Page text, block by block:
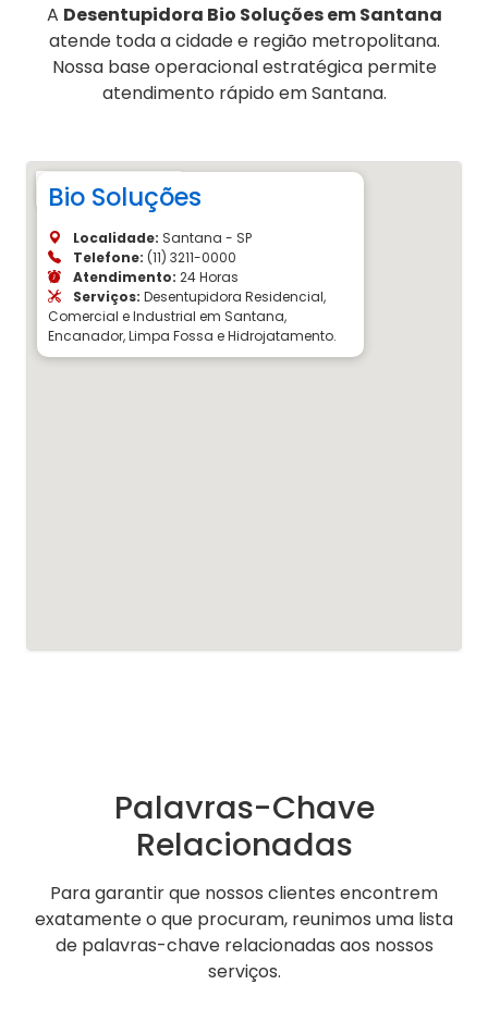
A Desentupidora Bio Soluções em Santana
atende toda a cidade e região metropolitana.
Nossa base operacional estratégica permite
atendimento rápido em Santana.
Bio Soluções
Localidade: Santana - SP
Telefone: (11) 3211-0000
Atendimento: 24 Horas
Serviços: Desentupidora Residencial,
Comercial e Industrial em Santana,
Encanador, Limpa Fossa e Hidrojatamento.
Palavras-Chave
Relacionadas
Para garantir que nossos clientes encontrem
exatamente o que procuram, reunimos uma lista
de palavras-chave relacionadas aos nossos
serviços.